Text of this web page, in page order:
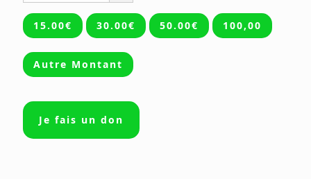
15.00€ 30.00€ 50.00€ 100,00
Autre Montant
Je fais un don